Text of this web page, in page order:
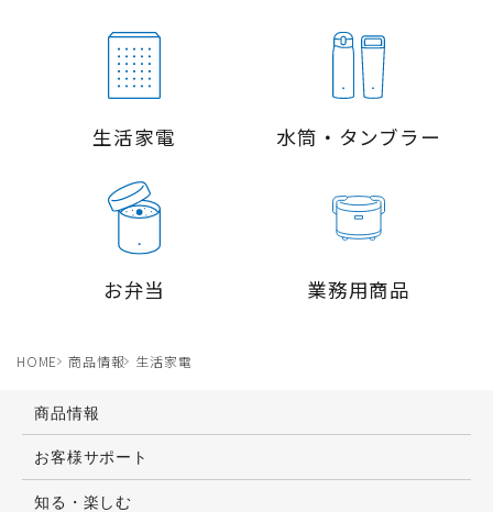
HOME 商品情報 生活家電
生活家電 水筒・タンブラー
お弁当 業務用商品
商品情報
お客様サポート
知る・楽しむ